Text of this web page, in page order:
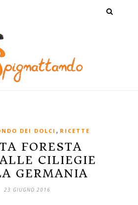
DEI DOLCI , RICETTE
FORESTA
CILIEGIE
GERMANIA
23 GIUGNO 2016